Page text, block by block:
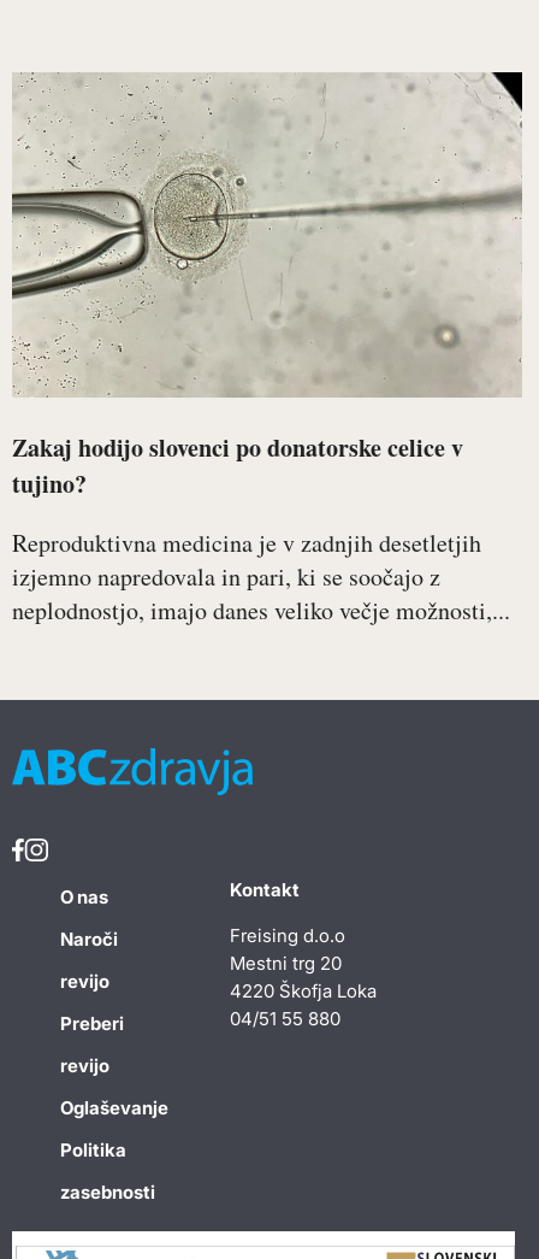
Zakaj hodijo slovenci po donatorske celice v
tujino?
Reproduktivna medicina je v zadnjih desetletjih
izjemno napredovala in pari, ki se soočajo z
neplodnostjo, imajo danes veliko večje možnosti,...
O nas
Naroči
revijo
Preberi
revijo
Oglaševanje
Politika
zasebnosti
Kontakt
Freising d.o.o
Mestni trg 20
4220 Škofja Loka
04/51 55 880